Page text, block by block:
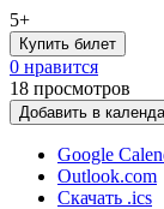
5+
Купить билет
0 нравится
18 просмотров
Добавить в
Google
Outlook.com
Скачать .ics